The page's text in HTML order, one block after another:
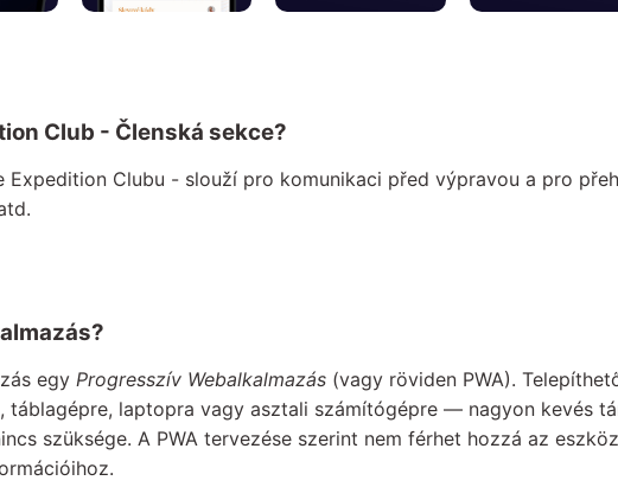
Club - Členská sekce?
Expedition Clubu - slouží pro komunikaci před výpravou a pro
egy Progresszív Webalkalmazás (vagy röviden PWA).
táblagépre, laptopra vagy asztali számítógépre — nagyon kevés
szüksége. A PWA tervezése szerint nem férhet hozzá az